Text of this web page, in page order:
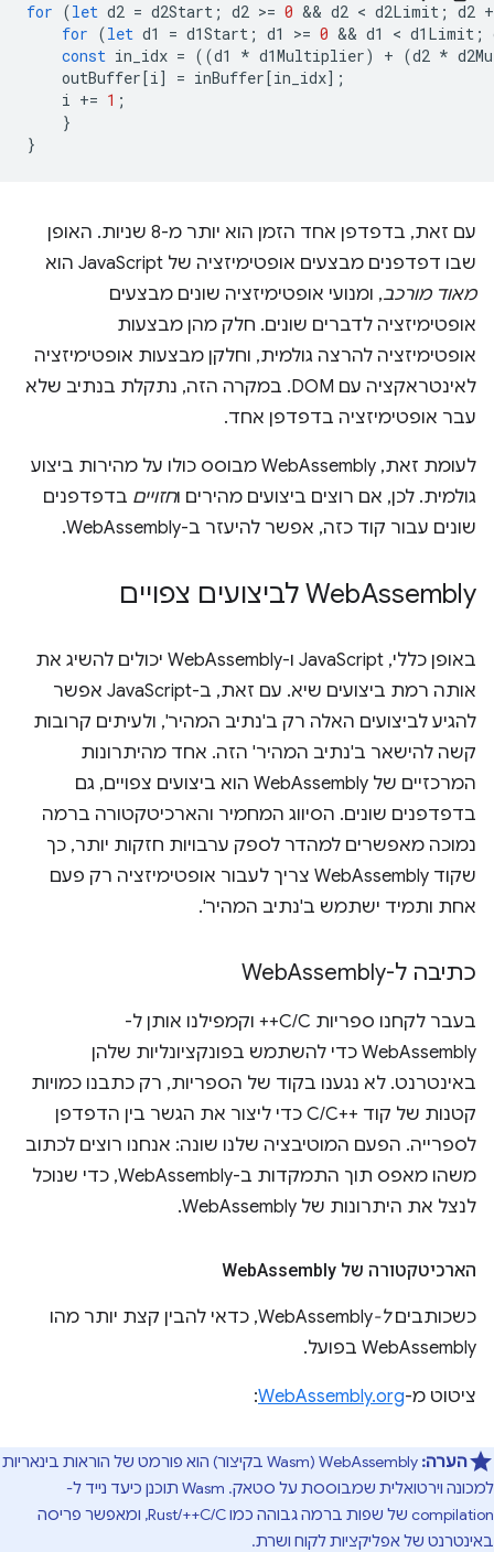
for (let d2 = d2Start ; d2 >= 0 && d2 < d2Limit ; d2
for (let d1 = d1Start ; d1 >= 0 && d1 < d1Limit ;
const in_idx = ((d1 * d1Multiplier) + (d2 *
outBuffer[i] = inBuffer[in_idx];
i += 1 ;
}
}
עם זאת, בדפדפן אחד הזמן הוא יותר מ-8 שניות. האופן
שבו דפדפנים מבצעים אופטימיזציה של JavaScript הוא
מאוד מורכב, ומנועי אופטימיזציה שונים מבצעים
אופטימיזציה לדברים שונים. חלק מהן מבצעות
אופטימיזציה להרצה גולמית, וחלקן מבצעות אופטימיזציה
לאינטראקציה עם DOM. במקרה הזה, נתקלת בנתיב שלא
עבר אופטימיזציה בדפדפן אחד.
לעומת זאת, WebAssembly מבוסס כולו על מהירות ביצוע
גולמית. לכן, אם רוצים ביצועים מהירים וחזויים בדפדפנים
שונים עבור קוד כזה, אפשר להיעזר ב-WebAssembly.
WebAssembly לביצועים צפויים
באופן כללי, JavaScript ו-WebAssembly יכולים להשיג את
אותה רמת ביצועים שיא. עם זאת, ב-JavaScript אפשר
להגיע לביצועים האלה רק ב'נתיב המהיר', ולעיתים קרובות
קשה להישאר ב'נתיב המהיר' הזה. אחד מהיתרונות
המרכזיים של WebAssembly הוא ביצועים צפויים, גם
בדפדפנים שונים. הסיווג המחמיר והארכיטקטורה ברמה
נמוכה מאפשרים למהדר לספק ערבויות חזקות יותר, כך
שקוד WebAssembly צריך לעבור אופטימיזציה רק פעם
אחת ותמיד ישתמש ב'נתיב המהיר'.
כתיבה ל-WebAssembly
בעבר לקחנו ספריות C/C++ וקמפילנו אותן ל-
WebAssembly כדי להשתמש בפונקציונליות שלהן
באינטרנט. לא נגענו בקוד של הספריות, רק כתבנו כמויות
קטנות של קוד C/C++‎ כדי ליצור את הגשר בין הדפדפן
לספרייה. הפעם המוטיבציה שלנו שונה: אנחנו רוצים לכתוב
משהו מאפס תוך התמקדות ב-WebAssembly, כדי שנוכל
לנצל את היתרונות של WebAssembly.
הארכיטקטורה של Web Assembly
כשכותביםל-
WebAssembly, כדאי להבין קצת יותר מהו
WebAssembly בפועל.
ציטוט מ-WebAssembly.org
:
הערה:
WebAssembly‏ (Wasm בקיצור) הוא פורמט של הוראות בינאריות
למכונה וירטואלית שמבוססת על סטאק. ‏Wasm תוכנן כיעד נייד ל-
compilation של שפות ברמה גבוהה כמו C/‏C++/‏Rust, ומאפשר פריסה
באינטרנט של אפליקציות לקוח ושרת.